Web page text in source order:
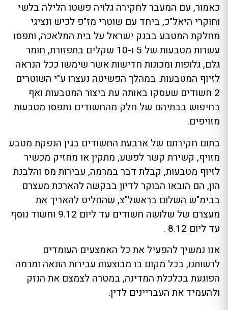
כאמור, עם המעבר לחקירה גלויה פשטו הלילה בלשי
וחוקרי היאל"כ, ביחד עם שוטרי מז"פ לכיש ונציגי
מחלקת המטבע בבנק ישראל על בית המלאכה, ותפסו
עשרות מטבעות של 5 ו-10 שקלים בתפזורת, חומר
גלם, גלופות ומכונות חדישות אשר שימשו ככל הנראה
לזיוף המטבעות. במהלך הפשיטה נעצרו ע"י השוטרים
2 חשודים שעסקו באותה עת ביצור המטבעות ואף
בחיפוש בבתיהם של חלק מהחשודים נתפסו מטבעות
מזויפים.
בתום חקירתם של ארבעת החשודים בגין הנפקת מטבע
מזויף, קשירת קשר לפשע, מתקין או מחזיק מכשיר
לזיוף מטבעות, קבלת דבר במרמה, עבירות מס והלבנת
הון, הם הובאו הבוקר לדיון בבקשה להארכת מעצרם
בבימ"ש השלום בראשל"צ, שהחליט להאריך את
מעצרם של שלושה חשודים עד ליום 9.12 וחשוד נוסף
עד ליום 8.12 .
אנו נמשיך להפעיל את כל האמצעים העומדים
לרשותנו, בכל מקום בו מבוצעות עבירות הונאה ומרמה
הפוגעת בכלכלת המדינה, במטרה לצמצם את הנזק
ולהעמיד את העבריינים לדין.